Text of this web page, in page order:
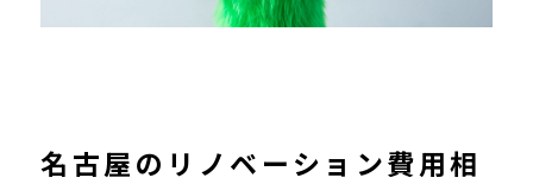
名古屋のリノベーション費用相